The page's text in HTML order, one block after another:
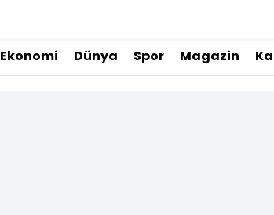
Ekonomi Dünya Spor Magazin